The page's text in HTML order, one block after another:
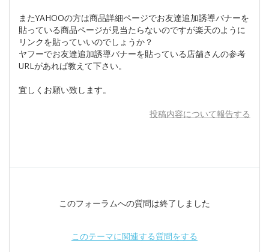
またYAHOOの方は商品詳細ページでお友達追加誘導バナーを
貼っている商品ページが見当たらないのですが楽天のように
リンクを貼っていいのでしょうか？
ヤフーでお友達追加誘導バナーを貼っている店舗さんの参考
URLがあれば教えて下さい。
宜しくお願い致します。
投稿内容について報告する
このフォーラムへの質問は終了しました
このテーマに関連する質問をする